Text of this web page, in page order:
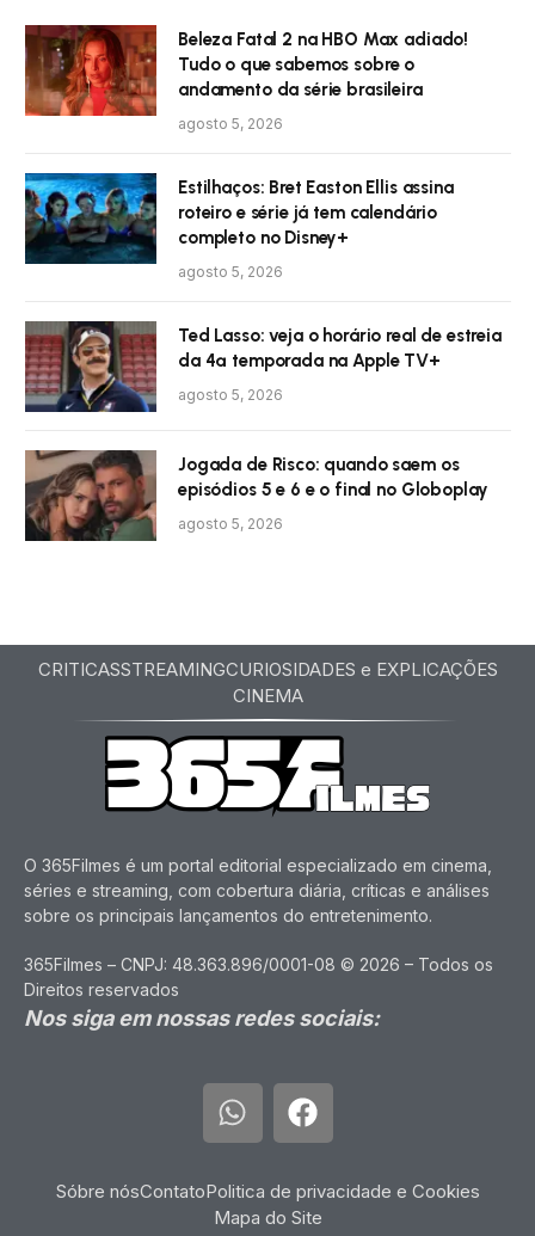
Beleza Fatal 2 na HBO Max adiado!
Tudo o que sabemos sobre o
andamento da série brasileira
agosto 5, 2026
Estilhaços: Bret Easton Ellis assina
roteiro e série já tem calendário
completo no Disney+
agosto 5, 2026
Ted Lasso: veja o horário real de estreia
da 4ª temporada na Apple TV+
agosto 5, 2026
Jogada de Risco: quando saem os
episódios 5 e 6 e o final no Globoplay
agosto 5, 2026
CRITICASSTREAMINGCURIOSIDADES e EXPLICAÇÕES
CINEMA
O 365Filmes é um portal editorial especializado em cinema,
séries e streaming, com cobertura diária, críticas e análises
sobre os principais lançamentos do entretenimento.
365Filmes – CNPJ: 48.363.896/0001-08 © 2026 – Todos os
Direitos reservados
Nos siga em nossas redes sociais:
Sóbre nósContatoPolitica de privacidade e Cookies
Mapa do Site